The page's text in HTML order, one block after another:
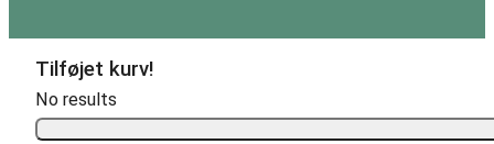
Tilføjet kurv!
No results